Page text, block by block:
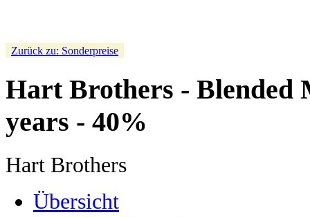
Zurück zu: Sonderpreise
Hart Brothers - Blended
years - 40%
Hart Brothers
Übersicht